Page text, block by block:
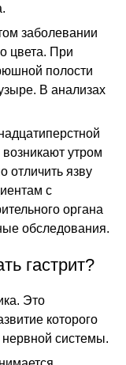
заболевании
цвета. При
полости
В анализах
утром
отличить язву
с
органа
обследования.
гастрит?
Это
которого
нервной системы.